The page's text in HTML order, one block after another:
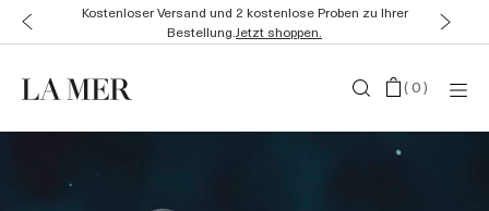
Bis zu 4 Geschenke zu Ihrer Bestellung für eine strahlende
Sommerhaut. Details
(0)